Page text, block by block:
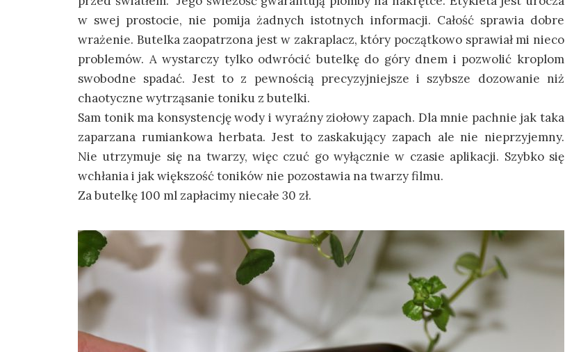
w swej prostocie, nie pomija żadnych istotnych informacji. Całość sprawia dobre
wrażenie. Butelka zaopatrzona jest w zakraplacz, który początkowo sprawiał mi nieco
problemów. A wystarczy tylko odwrócić butelkę do góry dnem i pozwolić kroplom
swobodne spadać. Jest to z pewnością precyzyjniejsze i szybsze dozowanie niż
chaotyczne wytrząsanie toniku z butelki.
Sam tonik ma konsystencję wody i wyraźny ziołowy zapach. Dla mnie pachnie jak taka
zaparzana rumiankowa herbata. Jest to zaskakujący zapach ale nie nieprzyjemny.
Nie utrzymuje się na twarzy, więc czuć go wyłącznie w czasie aplikacji. Szybko się
wchłania i jak większość toników nie pozostawia na twarzy filmu.
Za butelkę 100 ml zapłacimy niecałe 30 zł.